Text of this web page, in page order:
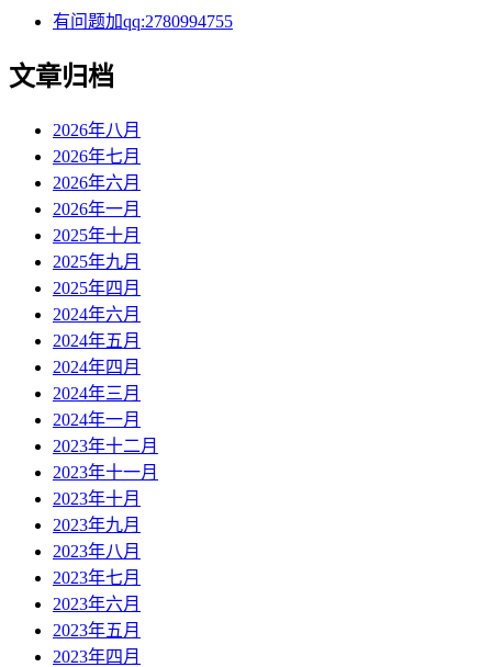
有问题加qq:2780994755
文章归档
2026年八月
2026年七月
2026年六月
2026年一月
2025年十月
2025年九月
2025年四月
2024年六月
2024年五月
2024年四月
2024年三月
2024年一月
2023年十二月
2023年十一月
2023年十月
2023年九月
2023年八月
2023年七月
2023年六月
2023年五月
2023年四月